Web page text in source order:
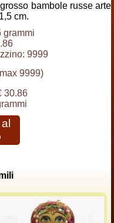
bambole russe arte
cm.
grammi
9999
9999)
30.86